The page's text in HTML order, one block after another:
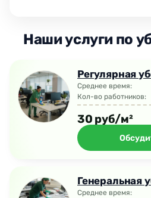
Наши услуги по
Регулярная
Среднее время:
Кол-во работников:
30 руб/м²
Генеральная
Среднее время: